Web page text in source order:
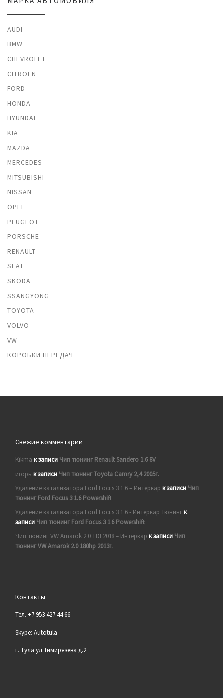
AUDI
BMW
CHEVROLET
CITROEN
FORD
HONDA
HYUNDAI
KIA
MAZDA
MERCEDES
MITSUBISHI
NISSAN
OPEL
PEUGEOT
PORSCHE
RENAULT
SEAT
SKODA
SSANGYONG
TOYOTA
VOLVO
VW
КОРОБКИ ПЕРЕДАЧ
Свежие комментарии
Kikma к записи Чип тюнинг Renault Sandero 1.6 8V
игорь к записи Чип тюнинг Toyota Camry 2,4 2005г.
Удаление катализатора Ford Focus 3 1.6 – Интеркар к записи Чип
тюнинг Ford Focus 3 1.6 Powershift
Удаление катализатора Ford Focus 3 1.6 - Интеркар Тюнингк
записи Чип тюнинг Ford Focus 3 1.6 Powershift
Чип тюнинг VW Amarok 2.0 TDI 2018 – Интеркар к записи Чип
тюнинг VW Amarok 2.0 180hp 2013г.
Контакты
Тел. +7 953 427 44 66
Skype: Autotula
г. Тула ул.Тимирязева д.2